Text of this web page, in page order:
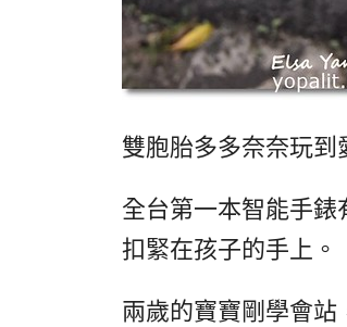
雙胞胎多多奈奈玩到
全台第一本智能手錶
扣緊在孩子的手上。
兩歲的寶寶剛學會